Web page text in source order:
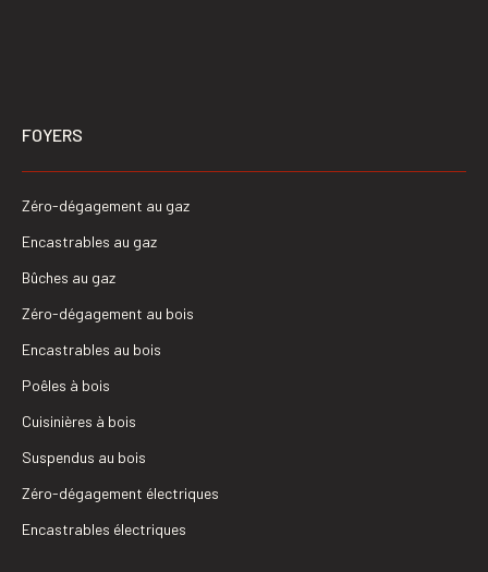
FOYERS
Zéro-dégagement au gaz
Encastrables au gaz
Bûches au gaz
Zéro-dégagement au bois
Encastrables au bois
Poêles à bois
Cuisinières à bois
Suspendus au bois
Zéro-dégagement électriques
Encastrables électriques